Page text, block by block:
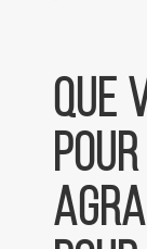
Que